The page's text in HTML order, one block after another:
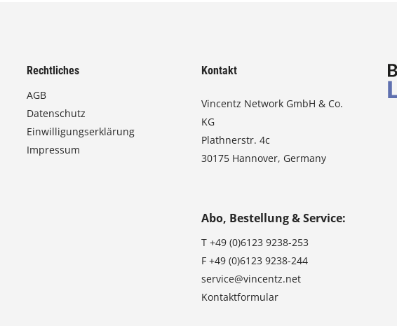
Rechtliches
AGB
Datenschutz
Einwilligungserklärung
Impressum
Kontakt
Vincentz Network GmbH & Co.
KG
Plathnerstr. 4c
30175 Hannover, Germany
Abo, Bestellung & Service:
T+49 (0)6123 9238-253
F+49 (0)6123 9238-244
service@vincentz.net
Kontaktformular